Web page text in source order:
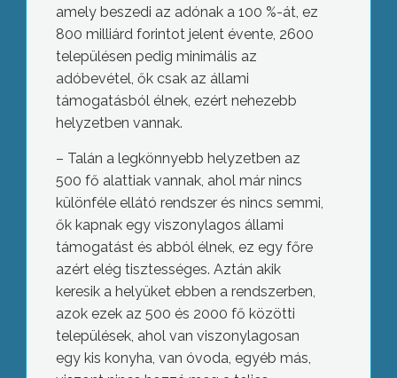
amely beszedi az adónak a 100 %-át, ez
800 milliárd forintot jelent évente, 2600
településen pedig minimális az
adóbevétel, ők csak az állami
támogatásból élnek, ezért nehezebb
helyzetben vannak.
– Talán a legkönnyebb helyzetben az
500 fő alattiak vannak, ahol már nincs
különféle ellátó rendszer és nincs semmi,
ők kapnak egy viszonylagos állami
támogatást és abból élnek, ez egy főre
azért elég tisztességes. Aztán akik
keresik a helyüket ebben a rendszerben,
azok ezek az 500 és 2000 fő közötti
települések, ahol van viszonylagosan
egy kis konyha, van óvoda, egyéb más,